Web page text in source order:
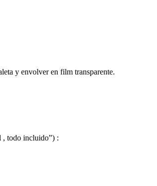
y envolver en film transparente.
, todo incluido”) :